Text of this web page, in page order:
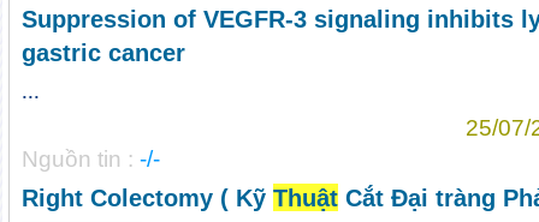
Suppression of VEGFR-3 signaling inhibits
gastric cancer
...
25/07/
Nguồn tin : -/-
Right Colectomy ( Kỹ ThuậtCắt Đại tràng